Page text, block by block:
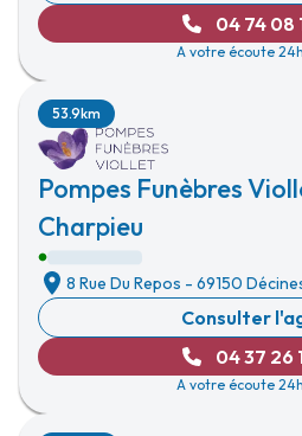
04 74 08
A votre écoute
Pompes Funèbres
Charpieu
53.9km
8 Rue Du Repos - 69150
Consulter
04 37 26
A votre écoute